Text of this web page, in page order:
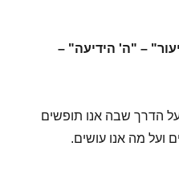
– "ה' הידיעה" –
הדרך שבה אנו תופשים
ועל מה אנו עושים.